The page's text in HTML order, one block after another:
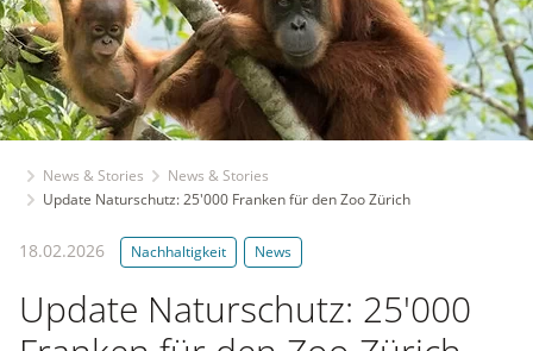
News & Stories
News & Stories
Update Naturschutz: 25'000 Franken für den Zoo Zürich
18.02.2026 Nachhaltigkeit News
Update Naturschutz: 25'000